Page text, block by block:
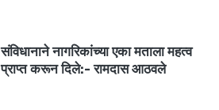
संविधानाने नागरिकांच्या एका मताला महत्व
प्राप्त करून दिले:- रामदास आठवले